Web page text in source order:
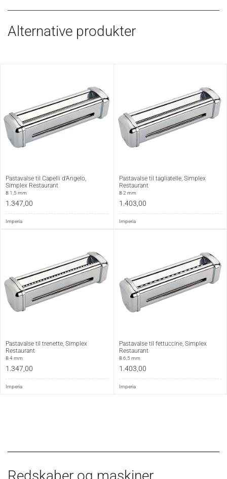
Alternative produkter
Pastavalse til Capelli d’Angelo,
Simplex Restaurant
B 1,5 mm
1.347,00
Imperia
Pastavalse til tagliatelle, Simplex
Restaurant
B 2 mm
1.403,00
Imperia
Pastavalse til trenette, Simplex
Restaurant
B 4 mm
1.347,00
Imperia
Pastavalse til fettuccine, Simplex
Restaurant
B 6,5 mm
1.403,00
Imperia